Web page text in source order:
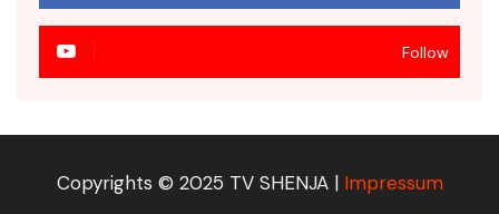
Follow
Copyrights © 2025 TV SHENJA | Impressum